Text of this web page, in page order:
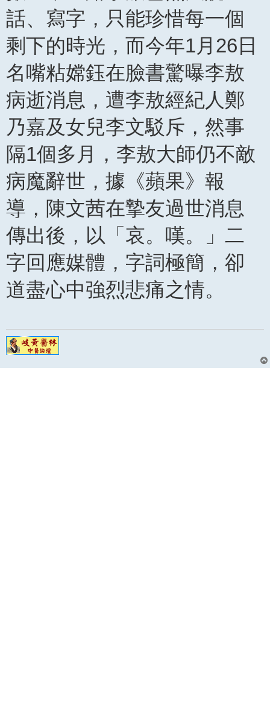
話、寫字，只能珍惜每一個
剩下的時光，而今年1月26日
名嘴粘嫦鈺在臉書驚曝李敖
病逝消息，遭李敖經紀人鄭
乃嘉及女兒李文駁斥，然事
隔1個多月，李敖大師仍不敵
病魔辭世，據《蘋果》報
導，陳文茜在摯友過世消息
傳出後，以「哀。嘆。」二
字回應媒體，字詞極簡，卻
道盡心中強烈悲痛之情。